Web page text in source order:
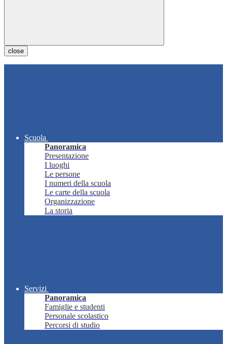
close
Scuola
Panoramica
Presentazione
I luoghi
Le persone
I numeri della scuola
Le carte della scuola
Organizzazione
La storia
Servizi
Panoramica
Famiglie e studenti
Personale scolastico
Percorsi di studio